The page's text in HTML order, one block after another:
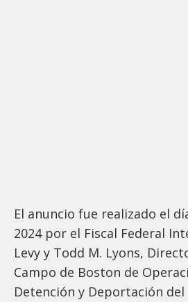
El anuncio fue realizado el
2024 por el Fiscal Federal
Levy y Todd M. Lyons,
Campo de Boston de
Detención y Deportación del